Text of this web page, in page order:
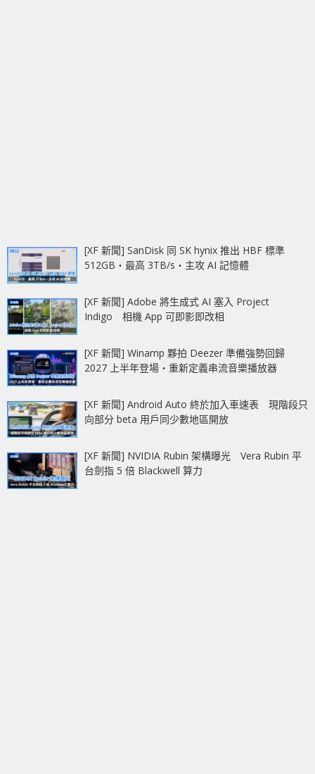
[XF 新聞] SanDisk 同 SK hynix 推出 HBF 標準
512GB‧最高 3TB/s‧主攻 AI 記憶體
[XF 新聞] Adobe 將生成式 AI 塞入 Project
Indigo 相機 App 可即影即改相
[XF 新聞] Winamp 夥拍 Deezer 準備強勢回歸
2027 上半年登場‧重新定義串流音樂播放器
[XF 新聞] Android Auto 終於加入車速表 現階段只
向部分 beta 用戶同少數地區開放
[XF 新聞] NVIDIA Rubin 架構曝光 Vera Rubin 平
台劍指 5 倍 Blackwell 算力